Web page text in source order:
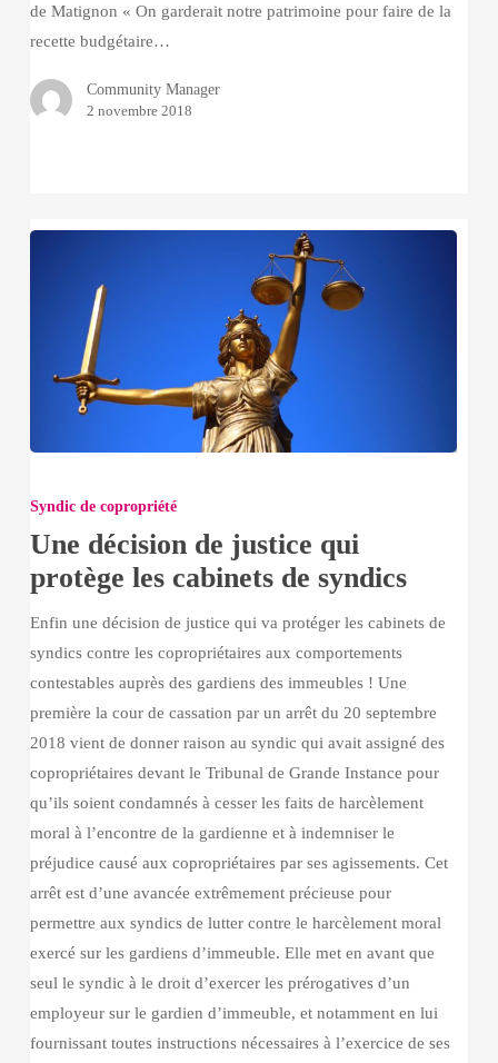
de Matignon « On garderait notre patrimoine pour faire de la
recette budgétaire…
Community Manager
2 novembre 2018
décision
justice
qui
protège
les
cabinets
de
syndics
Syndic de copropriété
Une décision de justice qui
protège les cabinets de syndics
Enfin une décision de justice qui va protéger les cabinets de
syndics contre les copropriétaires aux comportements
contestables auprès des gardiens des immeubles ! Une
première la cour de cassation par un arrêt du 20 septembre
2018 vient de donner raison au syndic qui avait assigné des
copropriétaires devant le Tribunal de Grande Instance pour
qu’ils soient condamnés à cesser les faits de harcèlement
moral à l’encontre de la gardienne et à indemniser le
préjudice causé aux copropriétaires par ses agissements. Cet
arrêt est d’une avancée extrêmement précieuse pour
permettre aux syndics de lutter contre le harcèlement moral
exercé sur les gardiens d’immeuble. Elle met en avant que
seul le syndic à le droit d’exercer les prérogatives d’un
employeur sur le gardien d’immeuble, et notamment en lui
fournissant toutes instructions nécessaires à l’exercice de ses